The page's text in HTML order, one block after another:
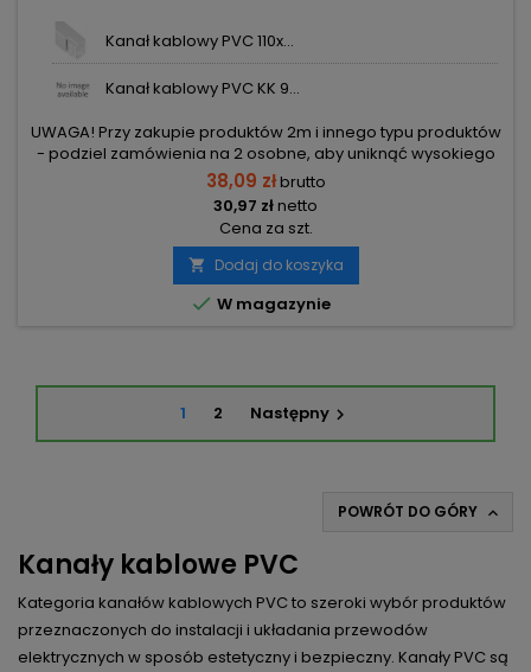
Kanał kablowy PVC 110x...
Kanał kablowy PVC KK 9...
UWAGA! Przy zakupie produktów 2m i innego typu produktów
- podziel zamówienia na 2 osobne, aby uniknąć wysokiego
kosztu transportu! Zamów osobno produkty 2m i osobno inne
elementy.
38,09 złbrutto
30,97 złnetto
Cena za szt.
 Dodaj do koszyka
 W magazynie
1 2 Następny 
POWRÓT DO GÓRY 
Kanały kablowe PVC
Kategoria kanałów kablowych PVC to szeroki wybór produktów
przeznaczonych do instalacji i układania przewodów
elektrycznych w sposób estetyczny i bezpieczny. Kanały PVC są